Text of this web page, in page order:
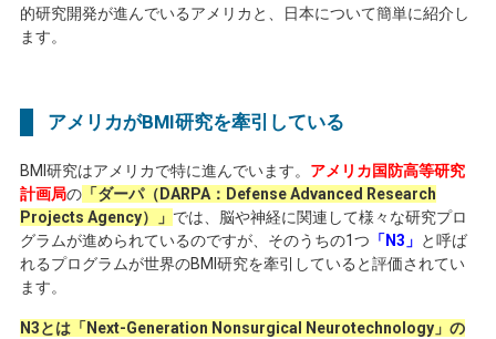
的研究開発が進んでいるアメリカと、日本について簡単に紹介し
ます。
アメリカがBMI研究を牽引している
BMI研究はアメリカで特に進んでいます。 アメリカ国防高等研究
計画局の「ダーパ（DARPA：Defense Advanced Research
Projects Agency）」 では、脳や神経に関連して様々な研究プロ
グラムが進められているのですが、そのうちの1つ 「N3」 と呼ば
れるプログラムが世界のBMI研究を牽引していると評価されてい
ます。
N3とは「Next-Generation Nonsurgical Neurotechnology」の